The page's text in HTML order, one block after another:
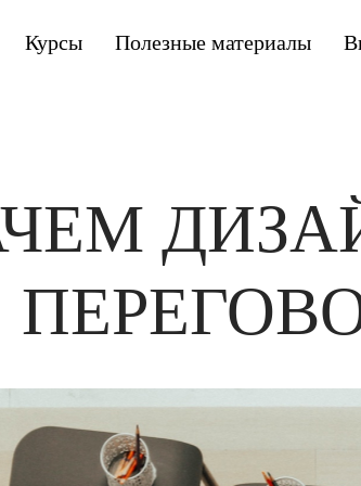
Курсы Полезные материалы